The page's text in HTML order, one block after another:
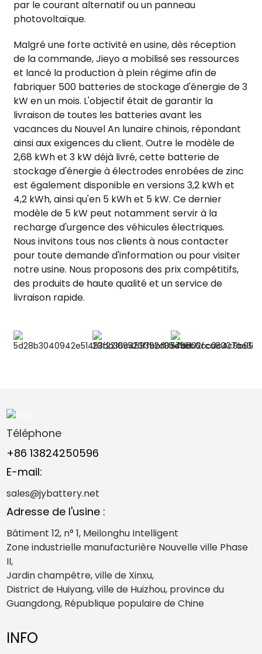
par le courant alternatif ou un panneau
photovoltaïque.
Malgré une forte activité en usine, dès réception
de la commande, Jieyo a mobilisé ses ressources
et lancé la production à plein régime afin de
fabriquer 500 batteries de stockage d'énergie de 3
kW en un mois. L'objectif était de garantir la
livraison de toutes les batteries avant les
vacances du Nouvel An lunaire chinois, répondant
ainsi aux exigences du client. Outre le modèle de
2,68 kWh et 3 kW déjà livré, cette batterie de
stockage d'énergie à électrodes enrobées de zinc
est également disponible en versions 3,2 kWh et
4,2 kWh, ainsi qu'en 5 kWh et 5 kW. Ce dernier
modèle de 5 kW peut notamment servir à la
recharge d'urgence des véhicules électriques.
Nous invitons tous nos clients à nous contacter
pour toute demande d'information ou pour visiter
notre usine. Nous proposons des prix compétitifs,
des produits de haute qualité et un service de
livraison rapide.
Téléphone
+86 13824250596
E-mail:
sales@jybattery.net
Adresse de l'usine :
Bâtiment 12, n° 1, Meilonghu Intelligent
Zone industrielle manufacturière Nouvelle ville Phase
II,
Jardin champêtre, ville de Xinxu,
District de Huiyang, ville de Huizhou, province du
Guangdong, République populaire de Chine
INFO